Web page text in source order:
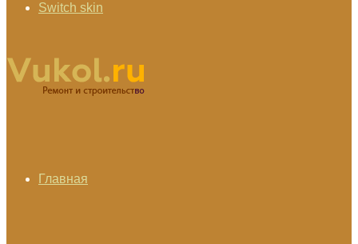
Switch skin
Главная